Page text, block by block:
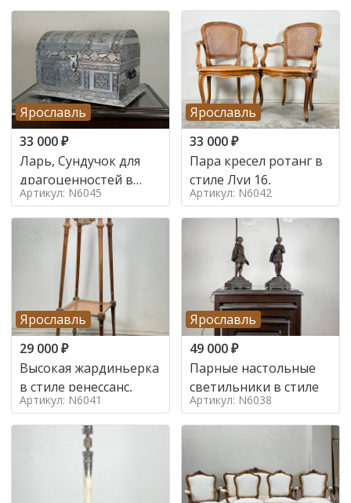
Ярославль
33 000₽
Ларь, Сундучок для
драгоценностей в
стиле
Артикул: N6045
Ярославль
33 000₽
Пара кресел ротанг в
стиле Луи 16,
Артикул: N6042
Ярославль
29 000₽
Высокая жардиньерка
в стиле ренессанс,
Артикул: N6041
Ярославль
49 000₽
Парные настольные
светильники в стиле
Артикул: N6038